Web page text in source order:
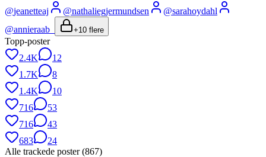
@jeanetteaj @nathaliegjermundsen @sarahoydahl
@annieraab_ +10 flere
Topp-poster
2.4K
12
1.7K
8
1.4K
10
716
53
716
43
683
24
Alle trackede poster (867)